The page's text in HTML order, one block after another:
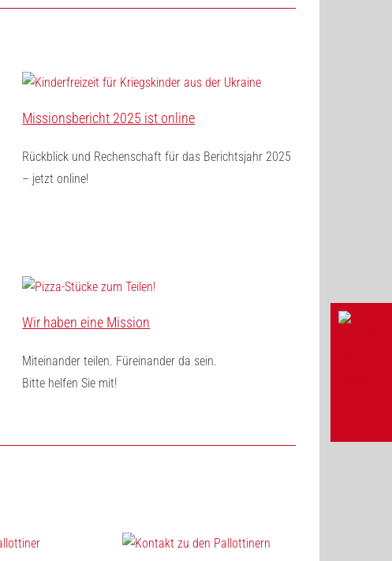
Missionsbericht 2025 ist online
Rückblick und Rechenschaft für das Berichtsjahr 2025
– jetzt online!
Wir haben eine Mission
Miteinander teilen. Füreinander da sein.
Bitte helfen Sie mit!